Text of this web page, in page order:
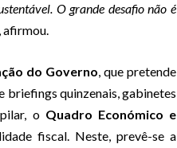
O grande desafio não é
afirmou.
do Governo, que pretende
briefings quinzenais, gabinetes
o Quadro Económico e
fiscal. Neste, prevê-se a